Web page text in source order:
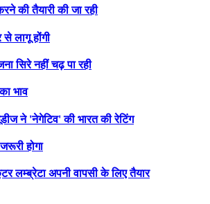
की तैयारी की जा रही
लागू होंगी
सिरे नहीं चढ़ पा रही
भाव
ने 'नेगेटिव' की भारत की रेटिंग
होगा
लम्ब्रेटा अपनी वापसी के लिए तैयार